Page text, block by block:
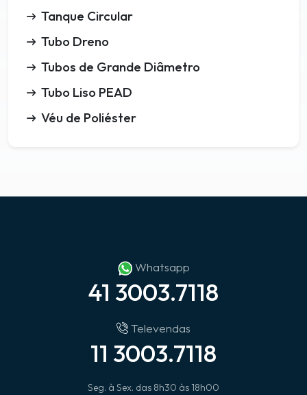
Tanque Circular
Tubo Dreno
Tubos de Grande Diâmetro
Tubo Liso PEAD
Véu de Poliéster
Whatsapp
41 3003.7118
Televendas
11 3003.7118
Seg. à Sex. das 8h30 às 18h00